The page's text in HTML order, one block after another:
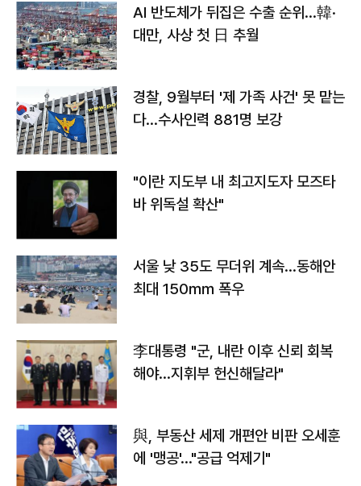
AI 반도체가 뒤집은 수출 순위…韓·
대만, 사상 첫 日 추월
경찰, 9월부터 '제 가족 사건' 못 맡는
다…수사인력 881명 보강
"이란 지도부 내 최고지도자 모즈타
바 위독설 확산"
서울 낮 35도 무더위 계속…동해안
최대 150㎜ 폭우
李대통령 "군, 내란 이후 신뢰 회복
해야…지휘부 헌신해달라"
與, 부동산 세제 개편안 비판 오세훈
에 '맹공'…"공급 억제기"